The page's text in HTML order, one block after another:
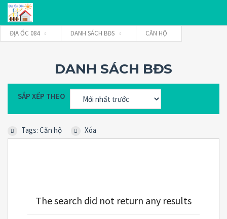
Tên đăng nhập
Connect with:
ĐỊA ỐC 084 DANH SÁCH BĐS CĂN HỘ
DANH SÁCH BĐS
SẮP XẾP THEO
Tags: Căn hộ Xóa
The search did not return any results